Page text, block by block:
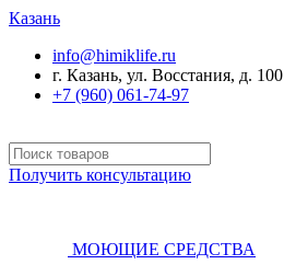
Казань
info@himiklife.ru
г. Казань, ул. Восстания, д. 100
+7 (960) 061-74-97
Получить консультацию
МОЮЩИЕ СРЕДСТВА